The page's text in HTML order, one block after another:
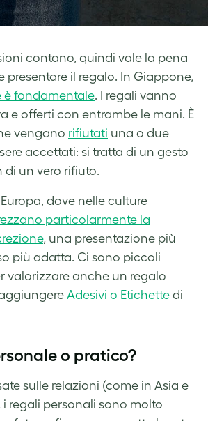
contano, quindi vale la pena
presentare il regalo. In Giappone,
è fondamentale. I regali vanno
e offerti con entrambe le mani. È
vengano rifiutati una o due
accettati: si tratta di un gesto
di un vero rifiuto.
dove nelle culture
particolarmente la
, una presentazione più
più adatta. Ci sono piccoli
valorizzare anche un regalo
Adesivi o Etichette di
o pratico?
sulle relazioni (come in Asia e
regali personali sono molto